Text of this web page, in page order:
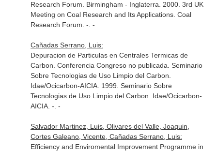
Research Forum. Birmingham - Inglaterra. 2000. 3rd UK
Meeting on Coal Research and Its Applications. Coal
Research Forum. -. -
Cañadas Serrano, Luis:
Depuracion de Particulas en Centrales Termicas de
Carbon. Conferencia Congreso no publicada. Seminario
Sobre Tecnologias de Uso Limpio del Carbon.
Idae/Ocicarbon-AICIA. 1999. Seminario Sobre
Tecnologias de Uso Limpio del Carbon. Idae/Ocicarbon-
AICIA. -. -
Salvador Martinez, Luis, Olivares del Valle, Joaquin,
Cortes Galeano, Vicente, Cañadas Serrano, Luis:
Efficiency and Enviromental Improvement Programme in